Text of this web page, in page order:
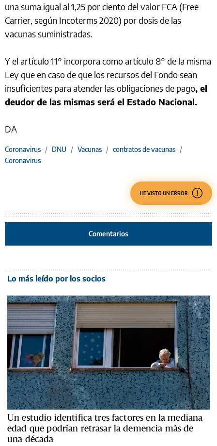
una suma igual al 1,25 por ciento del valor FCA (Free
Carrier, según Incoterms 2020) por dosis de las
vacunas suministradas.
Y el artículo 11° incorpora como artículo 8° de la misma
Ley que en caso de que los recursos del Fondo sean
insuficientes para atender las obligaciones de pago, el
deudor de las mismas será el Estado Nacional.
DA
Coronavirus / DNU / Vacunas / contratos de vacunas /
Coronavirus
HE VISTO UN ERROR
Comentarios
Lo más leído por los socios
Un estudio identifica tres factores en la mediana
edad que podrían retrasar la demencia más de
una década